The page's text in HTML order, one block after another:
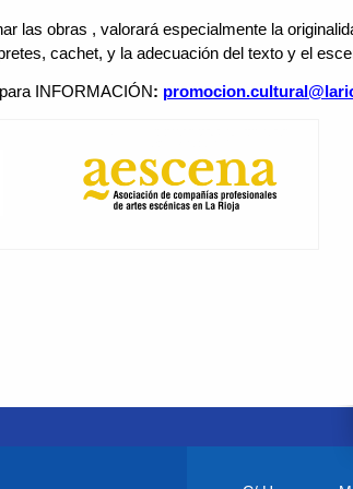
las obras , valorará especialmente la
cachet, y la adecuación del texto y el
INFORMACIÓN: